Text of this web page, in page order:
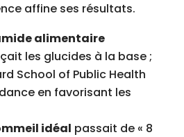
affine ses résultats.
alimentaire
les glucides à la base ;
School of Public Health
en favorisant les
idéal passait de « 8